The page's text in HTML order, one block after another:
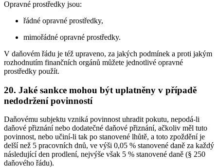
Opravné prostředky jsou:
řádné opravné prostředky,
mimořádné opravné prostředky.
V daňovém řádu je též upraveno, za jakých podmínek a proti jakým
rozhodnutím finančních orgánů můžete jednotlivé opravné
prostředky použít.
20. Jaké sankce mohou být uplatněny v případě
nedodržení povinností
Daňovému subjektu vzniká povinnost uhradit pokutu, nepodá-li
daňové přiznání nebo dodatečné daňové přiznání, ačkoliv měl tuto
povinnost, nebo učiní-li tak po stanovené lhůtě, a toto zpoždění je
delší než 5 pracovních dnů, ve výši 0,05 % stanovené daně za každý
následující den prodlení, nejvýše však 5 % stanovené daně (§ 250
daňového řádu).